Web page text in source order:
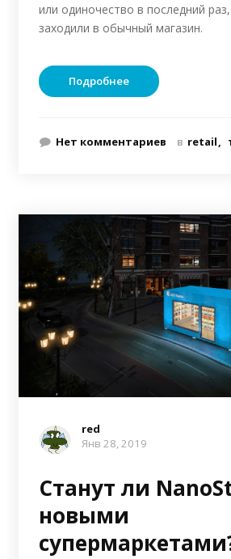
или одиночество в последний
заходили в обычный магазин.
Подробнее
Нет комментариев в retail
red
Янв 28, 2019
Станут ли
новыми